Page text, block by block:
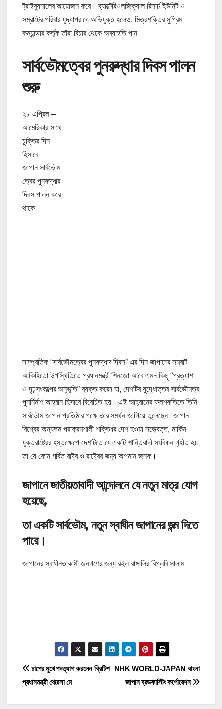
ট্রাইব্যুনালের আয়োজন করে। ব্যাক্টেরিওলজিক্যাল রিসার্চ ইউনিট ও
সম্রাটের পরিবার যুদ্ধাপরাধে অভিযুক্ত হলেও, মিত্রশক্তির সুপ্রিম
কম্যান্ডার কর্তৃক তাঁরা বিচার থেকে অব্যাহতি পান
সার্বভৌমত্বের পুনরুদ্ধার দিবস পালন
শুরু
২৮ এপ্রিল –
আমেরিকার সাথে
চুক্তির দিন
হিসাবে
জাপান সার্বভৌম
ত্বের পুনরুদ্ধার
দিবস পালন করে
থাকে
সাম্প্রতিক “সার্বভৌমত্বের পুনরুদ্ধার দিবস” এর দিন জাপানের সম্রাট
আকিহিতো উপস্থিতিতে প্রধানমন্ত্রী শিনজো আবে এমন কিছু “প্রত্যাশা
ও দৃঢ়সংকল্পের অনুভূতি” ব্যক্ত করেন যা, দেশটির যুদ্ধোত্তর সার্বভৌমত্ব
পুনর্নির্মাণ আহ্বান হিসাবে বিবেচিত হয়। এই আহ্বানের ফলশ্রুতিতে তিনি
সার্বভৌম জাপান প্রতিষ্ঠার পক্ষে তার সমর্থন জাগিয়ে তুলেছেন।জাপান
বিশ্বের অন্যতম পরাক্রমশালী শক্তিধর দেশ হওয়া সত্ত্বেত্ত, মার্কিন
যুক্তরাষ্ট্রের হস্তক্ষেপে দেশটিতে যে একটি শান্তিবাদী সংবিধান গৃহীত হয়
তা যে কোন গর্বিত রাষ্ট্র ও রাষ্ট্রের জন্য অপমান জনক।
জাপানে জাতীয়তাবাদী আন্দোলনে যে নতুন মাত্র যোগ
হয়েছে,
তা একটি সার্বভৌম, নতুন স্বাধীন জাপানের জন্ম দিতে
পারে।
জাপানের স্বাধীনতাকামী জনগণের জন্য রইল বাঙ্গালির বিপ্লবি সালাম
P
o
NHK WORLD-JAPAN বাংলা
জাপান ব্রডকাস্টিং কর্পোরেশন
চাপের মুখে পদত্যাগ করলেন ব্রিটিশ
প্রধানমন্ত্রী থেরেসা মে